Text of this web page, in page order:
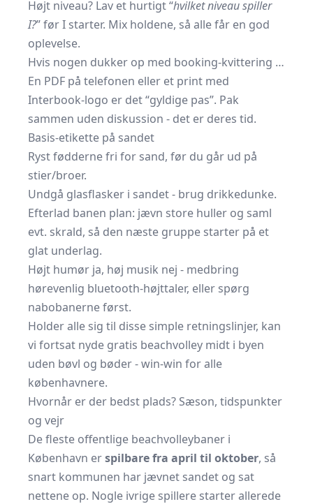
Højt niveau? Lav et hurtigt “hvilket niveau spiller
I?” før I starter. Mix holdene, så alle får en god
oplevelse.
Hvis nogen dukker op med booking-kvittering …
En PDF på telefonen eller et print med
Interbook-logo er det “gyldige pas”. Pak
sammen uden diskussion - det er deres tid.
Basis-etikette på sandet
Ryst fødderne fri for sand, før du går ud på
stier/broer.
Undgå glasflasker i sandet - brug drikkedunke.
Efterlad banen plan: jævn store huller og saml
evt. skrald, så den næste gruppe starter på et
glat underlag.
Højt humør ja, høj musik nej - medbring
hørevenlig bluetooth-højttaler, eller spørg
nabobanerne først.
Holder alle sig til disse simple retningslinjer, kan
vi fortsat nyde gratis beachvolley midt i byen
uden bøvl og bøder - win-win for alle
københavnere.
Hvornår er der bedst plads? Sæson, tidspunkter
og vejr
De fleste offentlige beachvolleybaner i
København erspilbare fra april til oktober, så
snart kommunen har jævnet sandet og sat
nettene op. Nogle ivrige spillere starter allerede